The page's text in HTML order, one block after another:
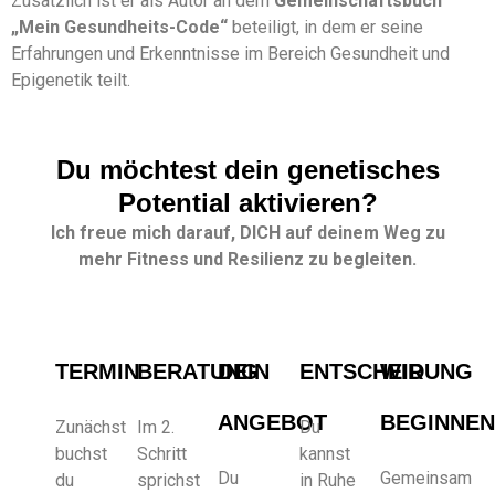
„Mein Gesundheits-Code“ beteiligt, in dem er seine
Erfahrungen und Erkenntnisse im Bereich Gesundheit und
Epigenetik teilt.
Du möchtest dein genetisches
Potential aktivieren?
Ich freue mich darauf, DICH auf deinem Weg zu
mehr Fitness und Resilienz zu begleiten.
TERMIN
Zunächst
buchst
du
BERATUNG
Im 2.
Schritt
sprichst
DEIN
ANGEBOT
Du
ENTSCHEIDUNG
Du
kannst
in Ruhe
WIR
BEGINNEN
Gemeinsam